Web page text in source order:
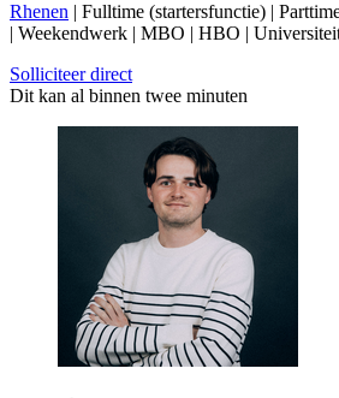
Rhenen | Fulltime (startersfunctie) |
| Weekendwerk | MBO | HBO |
Solliciteer direct
Dit kan al binnen twee minuten